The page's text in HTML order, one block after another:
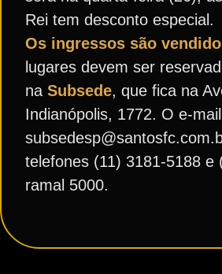
Rei tem desconto especial.
Os ingressos são
lugares devem ser
na Subsede, que fica na
Indianópolis, 1772. O e-
telefones (11) 3181-5188 e
ramal 5000.